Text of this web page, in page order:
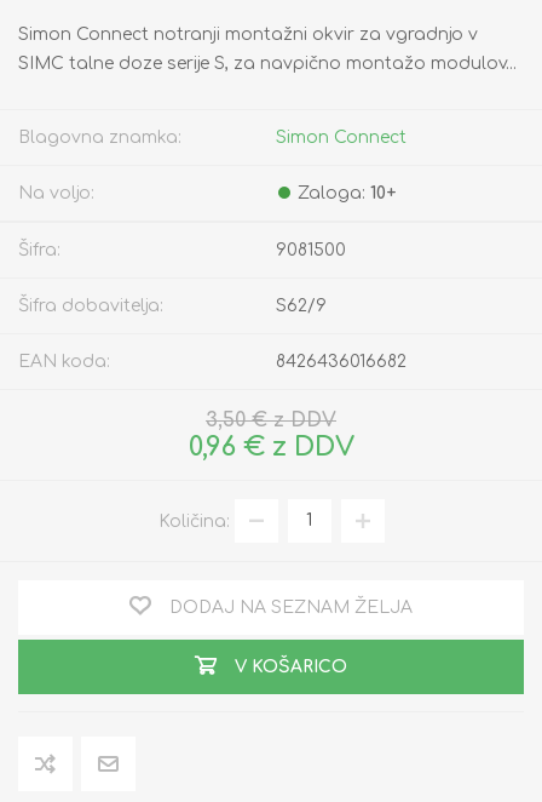
Simon Connect notranji montažni okvir za vgradnjo v
SIMC talne doze serije S, za navpično montažo modulov...
Blagovna znamka: Simon Connect
Na voljo: Zaloga: 10+
Šifra: 9081500
Šifra dobavitelja: S62/9
EAN koda: 8426436016682
3,50 € z DDV
0,96 € z DDV
Količina:
DODAJ NA SEZNAM ŽELJA
V KOŠARICO